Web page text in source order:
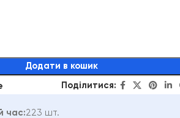
Додати в кошик
Поділитися:
час:223 шт.